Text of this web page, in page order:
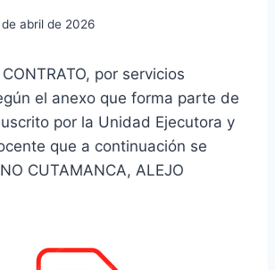
de abril de 2026
CONTRATO, por servicios
el anexo que forma parte de
por la Unidad Ejecutora y
que a continuación se
CUTAMANCA, ALEJO